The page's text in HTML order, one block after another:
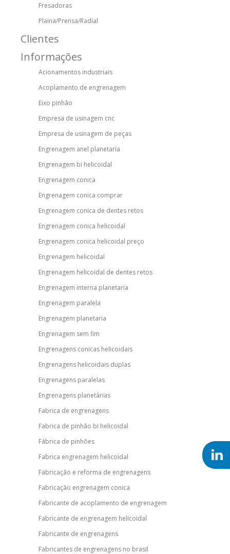
Fresadoras
Plaina/Prensa/Radial
Clientes
Informações
Acionamentos industriais
Acoplamento de engrenagem
Eixo pinhão
Empresa de usinagem cnc
Empresa de usinagem de peças
Engrenagem anel planetaria
Engrenagem bi helicoidal
Engrenagem conica
Engrenagem conica comprar
Engrenagem conica de dentes retos
Engrenagem conica helicoidal
Engrenagem conica helicoidal preço
Engrenagem helicoidal
Engrenagem helicoidal de dentes retos
Engrenagem interna planetaria
Engrenagem paralela
Engrenagem planetaria
Engrenagem sem fim
Engrenagens conicas helicoidais
Engrenagens helicoidais duplas
Engrenagens paralelas
Engrenagens planetárias
Fabrica de engrenagens
Fabrica de pinhão bi helicoidal
Fábrica de pinhões
Fabrica engrenagem helicoidal
Fabricação e reforma de engrenagens
Fabricação engrenagem conica
Fabricante de acoplamento de engrenagem
Fabricante de engrenagem helicoidal
Fabricante de engrenagens
Fabricantes de engrenagens no brasil